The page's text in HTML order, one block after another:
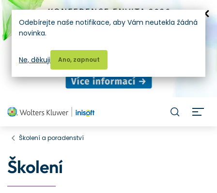
Školení a poradenství
Školení
Odebírejte naše notifikace, aby Vám neutekla žádná
novinka.
Ano, zapnout
Ne, děkuji